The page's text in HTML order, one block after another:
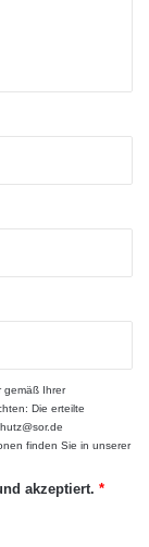
und
Die
so etwas
am Markt
für die
gemäß Ihrer
Die erteilte
finden Sie in unserer
akzeptiert. *